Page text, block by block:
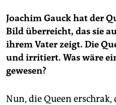
Joachim Gauck hat der
Bild überreicht, das sie
ihrem Vater zeigt. Die
und irritiert. Was wäre
gewesen?
Nun, die Queen